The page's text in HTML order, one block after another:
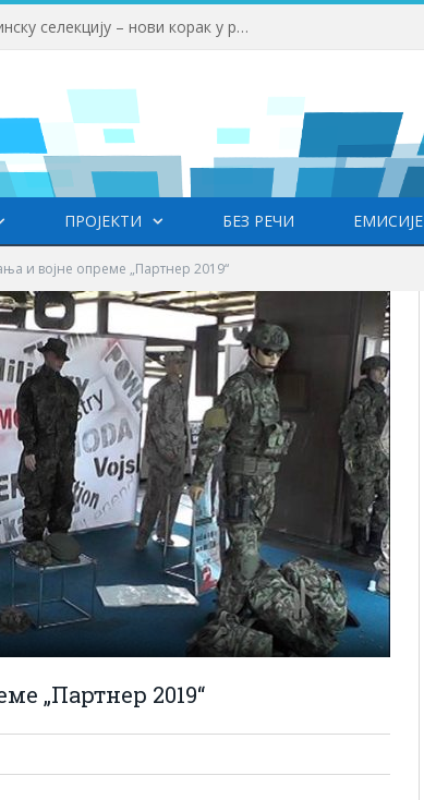
ФК „Престиж“ формирао омладинску селекцију – нови корак у развоју младих фудбалера
ПРОЈЕКТИ БЕЗ РЕЧИ ЕМИСИЈЕ
и војне опреме „Партнер 2019“
„Партнер 2019“